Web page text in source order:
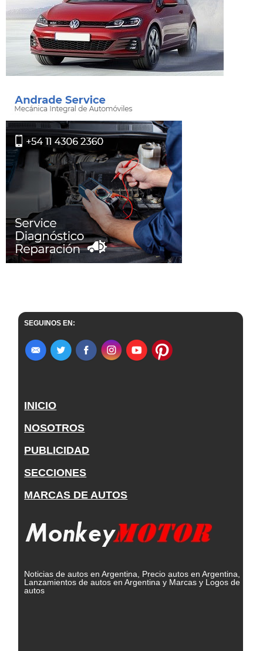
SEGUINOS EN:
INICIO
NOSOTROS
PUBLICIDAD
SECCIONES
MARCAS DE AUTOS
Noticias de autos en Argentina, Precio autos en Argentina,
Lanzamientos de autos en Argentina y Marcas y Logos de
autos